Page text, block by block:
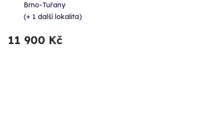
Brno-Tuřany
(+ 1 další lokalita)
11 900 Kč